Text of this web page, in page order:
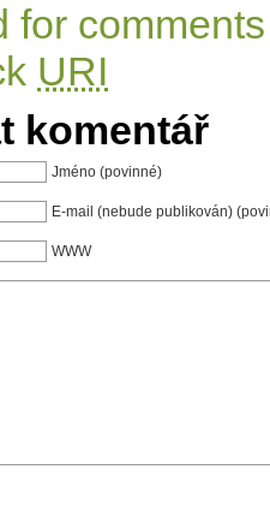
for
URI
komentář
Jméno (povinné)
E-mail (nebude publikován)
WWW